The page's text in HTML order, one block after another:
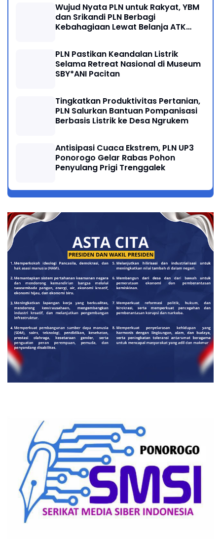
Wujud Nyata PLN untuk Rakyat, YBM
dan Srikandi PLN Berbagi
Kebahagiaan Lewat Belanja ATK
PLN Pastikan Keandalan Listrik
Selama Retreat Nasional di Museum
SBY*ANI Pacitan
Tingkatkan Produktivitas Pertanian,
PLN Salurkan Bantuan Pompanisasi
Berbasis Listrik ke Desa Ngrukem
Antisipasi Cuaca Ekstrem, PLN UP3
Ponorogo Gelar Rabas Pohon
Penyulang Prigi Trenggalek